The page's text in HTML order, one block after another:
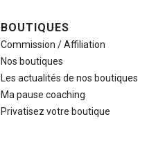
BOUTIQUES
Commission / Affiliation
Nos boutiques
Les actualités de nos boutiques
Ma pause coaching
Privatisez votre boutique